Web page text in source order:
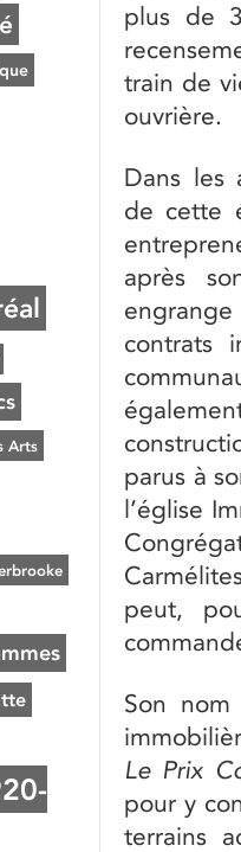
plus de
train de
ouvrière.
Dans les
de cette
après
contrats
parus à
l’église
peut,
Son nom
Le Prix
pour y
terrains
Arts